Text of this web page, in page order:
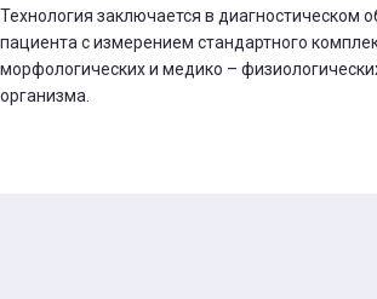
Технология заключается в диагностическом
пациента с измерением стандартного
морфологических и медико –
организма.